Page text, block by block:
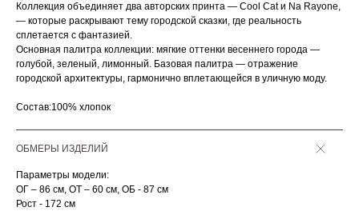
Коллекция объединяет два авторских принта — Cool Cat и Na Rayone,
— которые раскрывают тему городской сказки, где реальность
сплетается с фантазией.
Основная палитра коллекции: мягкие оттенки весеннего города —
голубой, зеленый, лимонный. Базовая палитра — отражение
городской архитектуры, гармонично вплетающейся в уличную моду.
Состав:100% хлопок
ОБМЕРЫ ИЗДЕЛИЙ
Параметры модели:
ОГ – 86 см, ОТ – 60 см, ОБ - 87 см
Рост - 172 см